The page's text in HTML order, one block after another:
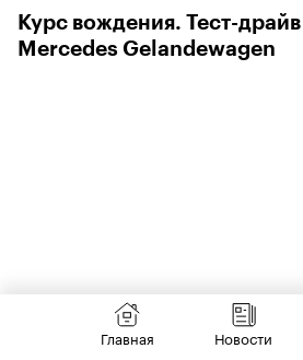
Курс вождения. Тест-
Mercedes Gelandewagen
5 января 2018 Ярослав Гронский
Главная Новости